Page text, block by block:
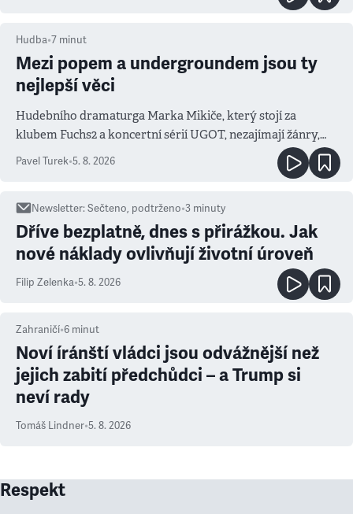
Hudba•7 minut
Mezi popem a undergroundem jsou ty
nejlepší věci
Hudebního dramaturga Marka Mikiče, který stojí za
klubem Fuchs2 a koncertní sérií UGOT, nezajímají žánry,
ale atmosféra
Pavel Turek•5. 8. 2026
Newsletter:Sečteno, podtrženo•3 minuty
Dříve bezplatně, dnes s přirážkou. Jak
nové náklady ovlivňují životní úroveň
Filip Zelenka•5. 8. 2026
Zahraničí•6 minut
Noví íránští vládci jsou odvážnější než
jejich zabití předchůdci – a Trump si
neví rady
Tomáš Lindner•5. 8. 2026
Respekt